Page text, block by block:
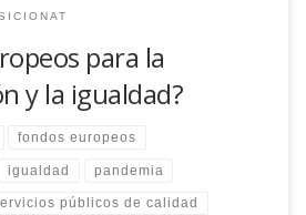
para la
y la igualdad?
fondos europeos
igualdad pandemia
públicos de calidad